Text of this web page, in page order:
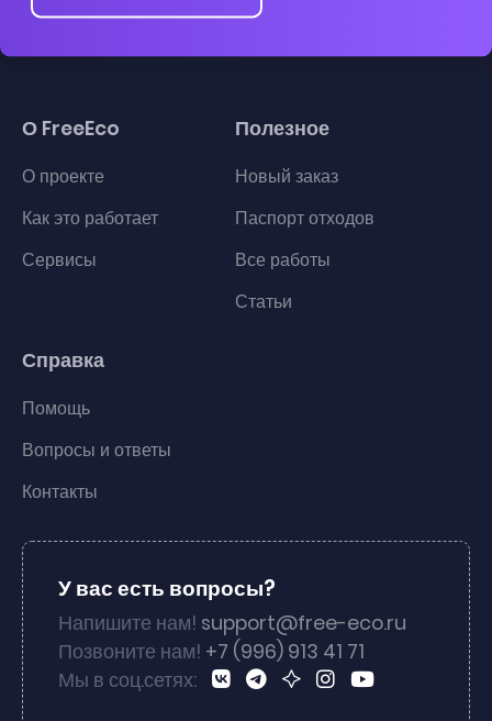
О FreeEco
О проекте
Как это работает
Сервисы
Полезное
Новый заказ
Паспорт отходов
Все работы
Статьи
Справка
Помощь
Вопросы и ответы
Контакты
У вас есть вопросы?
Напишите нам! support@free-eco.ru
Позвоните нам! +7 (996) 913 41 71
Мы в соц.сетях: